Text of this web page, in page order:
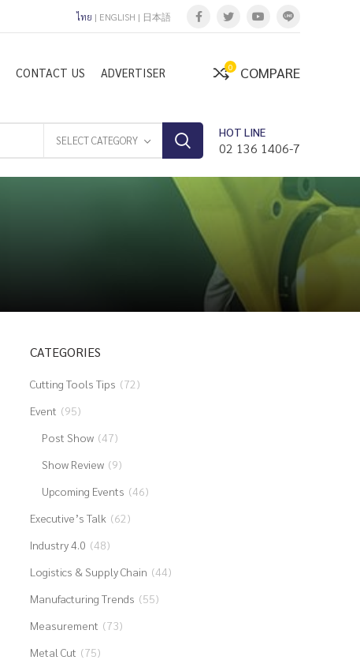
ไทย | ENGLISH | 日本語
CONTACT US ADVERTISER 0 COMPARE
SELECT CATEGORY
HOT LINE
02 136 1406-7
CATEGORIES
Cutting Tools Tips (72)
Event (95)
Post Show (47)
Show Review (9)
Upcoming Events (46)
Executive’s Talk (62)
Industry 4.0 (48)
Logistics & Supply Chain (44)
Manufacturing Trends (55)
Measurement (73)
Metal Cut (75)